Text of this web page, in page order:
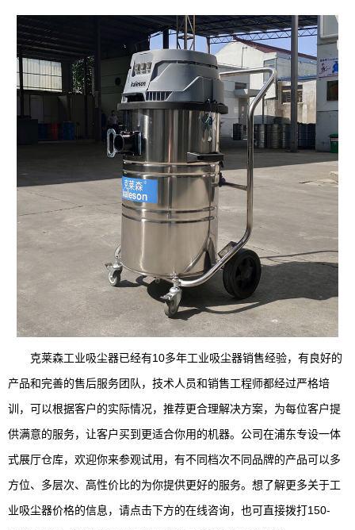
克莱森工业吸尘器已经有10多年工业吸尘器销售经验，有良好的
产品和完善的售后服务团队，技术人员和销售工程师都经过严格培
训，可以根据客户的实际情况，推荐更合理解决方案，为每位客户提
供满意的服务，让客户买到更适合你用的机器。公司在浦东专设一体
式展厅仓库，欢迎你来参观试用，有不同档次不同品牌的产品可以多
方位、多层次、高性价比的为你提供更好的服务。想了解更多关于工
业吸尘器价格的信息，请点击下方的在线咨询，也可直接拨打150-